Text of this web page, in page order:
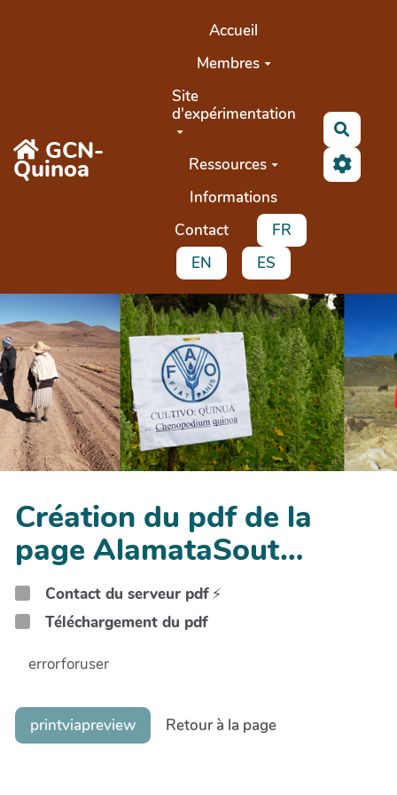
GCN-
Quinoa
Accueil
Membres
Site
d'expérimentation
Ressources
Informations
Contact
FR
EN
ES
Création du pdf de la
page AlamataSout…
Contact du serveur pdf ⚡
Téléchargement du pdf
errorforuser
printviapreview Retour à la page